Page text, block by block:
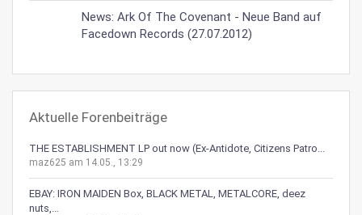
News: Ark Of The Covenant - Neue Band auf
Facedown Records (27.07.2012)
Aktuelle Forenbeiträge
THE ESTABLISHMENT LP out now (Ex-Antidote, Citizens Patro...
maz625 am 14.05., 13:29
EBAY: IRON MAIDEN Box, BLACK METAL, METALCORE, deez
nuts,...